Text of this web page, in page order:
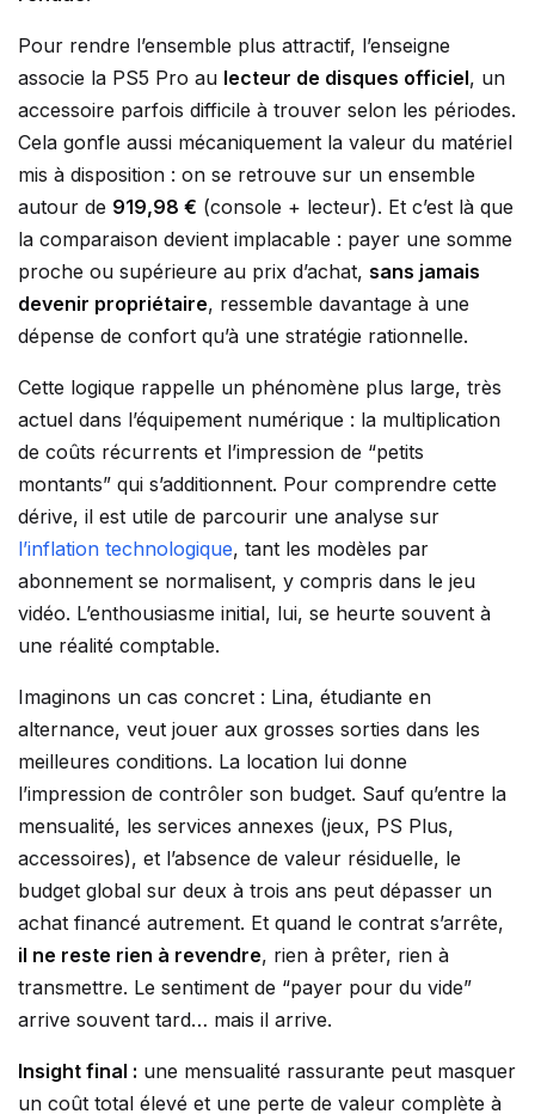
Pour rendre l’ensemble plus attractif, l’enseigne
associe la PS5 Pro au lecteur de disques officiel, un
accessoire parfois difficile à trouver selon les périodes.
Cela gonfle aussi mécaniquement la valeur du matériel
mis à disposition : on se retrouve sur un ensemble
autour de 919,98 € (console + lecteur). Et c’est là que
la comparaison devient implacable : payer une somme
proche ou supérieure au prix d’achat, sans jamais
devenir propriétaire, ressemble davantage à une
dépense de confort qu’à une stratégie rationnelle.
Cette logique rappelle un phénomène plus large, très
actuel dans l’équipement numérique : la multiplication
de coûts récurrents et l’impression de “petits
montants” qui s’additionnent. Pour comprendre cette
dérive, il est utile de parcourir une analyse sur
l’inflation technologique, tant les modèles par
abonnement se normalisent, y compris dans le jeu
vidéo. L’enthousiasme initial, lui, se heurte souvent à
une réalité comptable.
Imaginons un cas concret : Lina, étudiante en
alternance, veut jouer aux grosses sorties dans les
meilleures conditions. La location lui donne
l’impression de contrôler son budget. Sauf qu’entre la
mensualité, les services annexes (jeux, PS Plus,
accessoires), et l’absence de valeur résiduelle, le
budget global sur deux à trois ans peut dépasser un
achat financé autrement. Et quand le contrat s’arrête,
il ne reste rien à revendre, rien à prêter, rien à
transmettre. Le sentiment de “payer pour du vide”
arrive souvent tard… mais il arrive.
Insight final : une mensualité rassurante peut masquer
un coût total élevé et une perte de valeur complète à